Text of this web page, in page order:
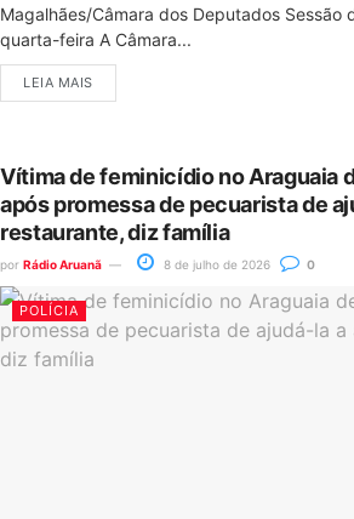
Magalhães/Câmara dos Deputados Sessão
quarta-feira A Câmara...
LEIA MAIS
Vítima de feminicídio no Araguaia
após promessa de pecuarista de
restaurante, diz família
por Rádio Aruanã 8 de julho de 2026 0
POLÍCIA